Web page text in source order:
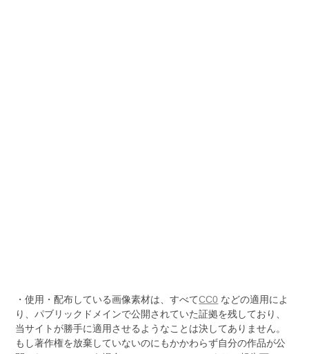
・使用・配布している画像素材は、すべてCC0 などの適用によ
り、パブリックドメインで公開されていた証拠を残しており、
当サイトが勝手に適用させるようなことは決してありません。
もし著作権を放棄していないのにもかかわらず自分の作品が公